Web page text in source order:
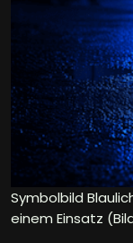
Symbolbild
einem Einsatz